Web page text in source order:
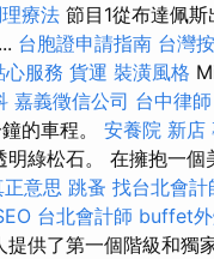
療法 節目1從布達佩斯
台胞證申請指南 台灣
心服務 貨運 裝潢風格
嘉義徵信公司 台中律師
的車程。 安養院 新店
綠松石。 在擁抱一個
正意思 跳蚤 找台北會計
台北會計師 buffet
供了第一個階級和獨